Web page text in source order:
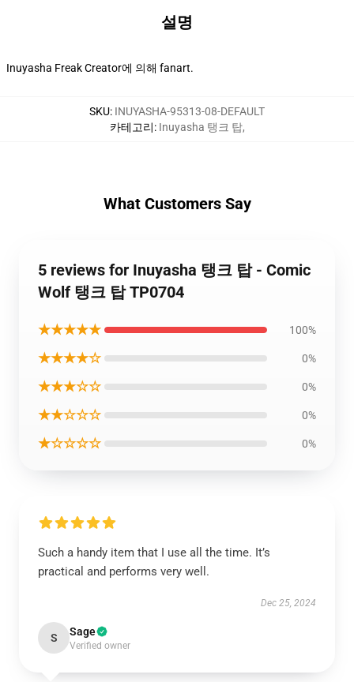
설명
Inuyasha Freak Creator에 의해 fanart.
SKU: INUYASHA-95313-08-DEFAULT
카테고리: Inuyasha 탱크 탑,
What Customers Say
5 reviews for Inuyasha 탱크 탑 - Comic
Wolf 탱크 탑 TP0704
★★★★★ 100%
★★★★☆ 0%
★★★☆☆ 0%
★★☆☆☆ 0%
★☆☆☆☆ 0%
Such a handy item that I use all the time. It’s
practical and performs very well.
Dec 25, 2024
S Sage
Verified owner